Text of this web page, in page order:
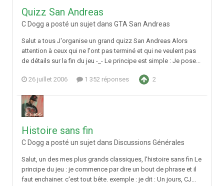
Quizz San Andreas
C Dogg a posté un sujet dans GTA San Andreas
Salut a tous J'organise un grand quizz San Andreas Alors
attention à ceux qui ne l'ont pas terminé et qui ne veulent pas
de détails sur la fin du jeu -_- Le principe est simple : Je pose...
26 juillet 2006 1 352 réponses 2
Histoire sans fin
C Dogg a posté un sujet dans Discussions Générales
Salut, un des mes plus grands classiques, l'histoire sans fin Le
principe du jeu : je commence par dire un bout de phrase et il
faut enchainer. c'est tout bête. exemple : je dit : Un jours, CJ...